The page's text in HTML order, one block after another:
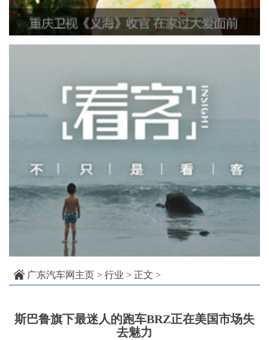
广东汽车网主页 > 行业 > 正文 >
斯巴鲁旗下最迷人的跑车BRZ正在美国市场失
去魅力